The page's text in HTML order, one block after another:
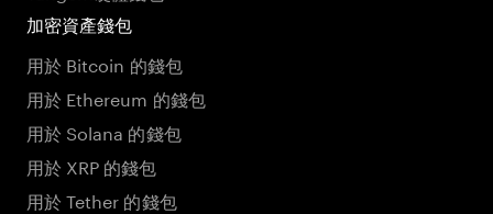
加密資產錢包
用於 Bitcoin 的錢包
用於 Ethereum 的錢包
用於 Solana 的錢包
用於 XRP 的錢包
用於 Tether 的錢包